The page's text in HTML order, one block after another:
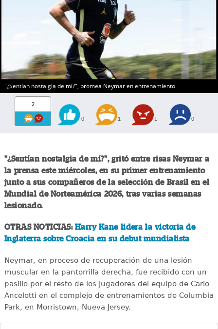
"¿Sentían nostalgia de mí?", bromea Neymar en entrenamiento
2
0 1 1 0
"¿Sentían nostalgia de mí?", gritó entre risas Neymar a
la prensa este miércoles, en su primer entrenamiento
junto a sus compañeros de la selección de Brasil en el
Mundial de Norteamérica 2026, tras varias semanas
lesionado.
OTRAS NOTICIAS: Harry Kane lidera la victoria de
Inglaterra sobre Croacia en su debut mundialista
Neymar, en proceso de recuperación de una lesión
muscular en la pantorrilla derecha, fue recibido con un
pasillo por el resto de los jugadores del equipo de Carlo
Ancelotti en el complejo de entrenamientos de Columbia
Park, en Morristown, Nueva Jersey.